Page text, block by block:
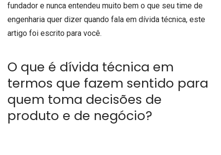
fundador e nunca entendeu muito bem o que seu time de
engenharia quer dizer quando fala em dívida técnica, este
artigo foi escrito para você.
O que é dívida técnica em
termos que fazem sentido para
quem toma decisões de
produto e de negócio?